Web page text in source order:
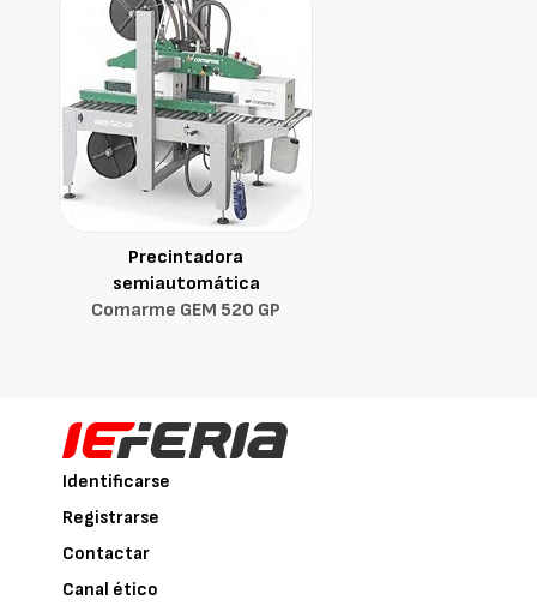
Precintadora
semiautomática
Comarme GEM 520 GP
Identificarse
Registrarse
Contactar
Canal ético